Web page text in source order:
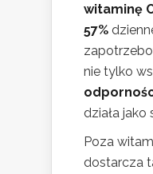
witaminę
57%
nie tylko
działa jako
Poza
dostarcza